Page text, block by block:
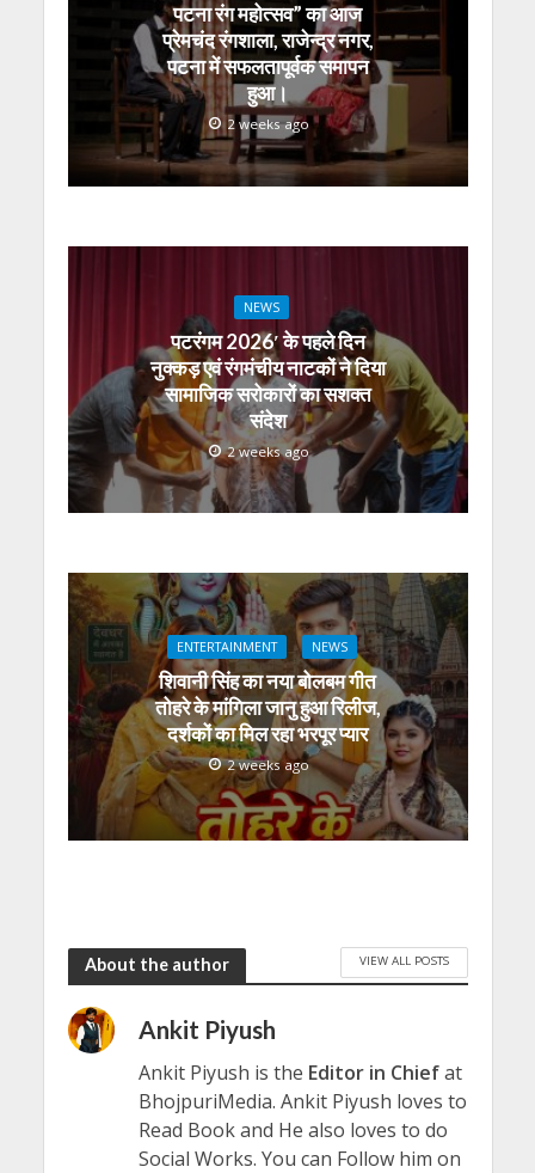
पटना रंग महोत्सव” का आज
प्रेमचंद रंगशाला, राजेन्द्र नगर,
पटना में सफलतापूर्वक समापन
हुआ।
2 weeks ago
NEWS
पटरंगम 2026′ के पहले दिन
नुक्कड़ एवं रंगमंचीय नाटकों ने दिया
सामाजिक सरोकारों का सशक्त
संदेश
2 weeks ago
ENTERTAINMENT NEWS
शिवानी सिंह का नया बोलबम गीत
तोहरे के मांगिला जानु हुआ रिलीज,
दर्शकों का मिल रहा भरपूर प्यार
2 weeks ago
About the author VIEW ALL POSTS
Ankit Piyush
Ankit Piyush is the Editor in Chiefat
BhojpuriMedia. Ankit Piyush loves to
Read Book and He also loves to do
Social Works. You can Follow him on